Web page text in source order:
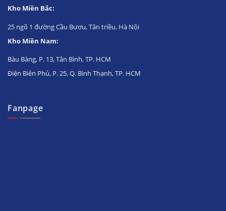
Kho Miền Bắc:
25 ngõ 1 đường Cầu Bươu, Tân triều, Hà Nội
Kho Miền Nam:
Bàu Bàng, P. 13, Tân Bình, TP. HCM
Điện Biên Phủ, P. 25, Q. Bình Thạnh, TP. HCM
Fanpage